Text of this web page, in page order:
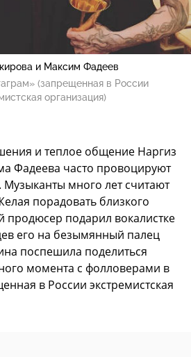
и Максим Фадеев
(запрещенная в России
организация)
и теплое общение Наргиз
Фадеева часто провоцируют
много лет считают
порадовать близкого
продюсер подарил вокалистке
его на безымянный палец
поспешила поделиться
момента с фолловерами в
в России экстремистская